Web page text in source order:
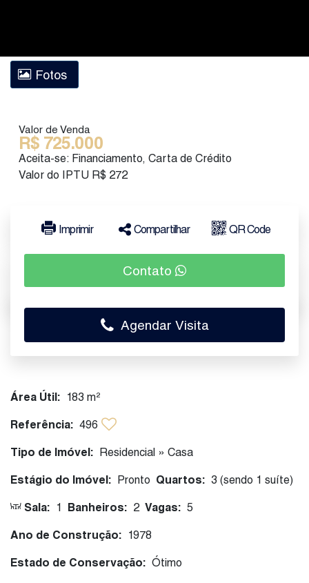
Fotos
R$ 725.000
Valor de Venda
Aceita-se: Financiamento, Carta de Crédito
Valor do IPTU R$ 272
Imprimir Compartilhar QR Code
Contato
Agendar Visita
Área Útil: 183 m²
Referência: 496
Tipo de Imóvel: Residencial » Casa
Estágio do Imóvel: Pronto Quartos: 3 (sendo 1 suíte)
Sala: 1 Banheiros: 2 Vagas: 5
Ano de Construção: 1978
Estado de Conservação: Ótimo